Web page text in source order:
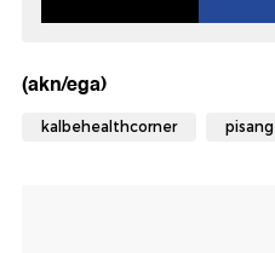
(akn/ega)
kalbehealthcorner pisang